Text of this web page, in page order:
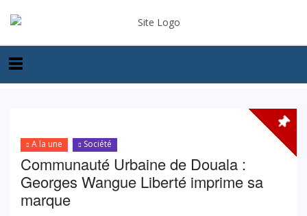
A la une Société
Communauté Urbaine de Douala :
Georges Wangue Liberté imprime sa
marque